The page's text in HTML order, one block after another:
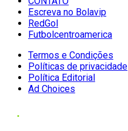
Escreva no Bolavip
RedGol
Futbolcentroamerica
Termos e Condições
Políticas de privacidade
Política Editorial
Ad Choices